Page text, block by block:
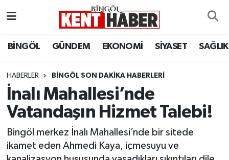
BİNGÖL GÜNDEM EKONOMİ SİYASET SAĞLIK
HABERLER BINGÖL SON DAKIKA HABERLERI
İnalı Mahallesi’nde
Vatandaşın Hizmet Talebi!
Bingöl merkez İnalı Mahallesi’nde bir sitede
ikamet eden Ahmedi Kaya, içmesuyu ve
BİLİM-TEKNOLOJİ
DÜNYA
EĞİTİM
EKONOMİ
Bingöl Hava Durumu
Bingöl Namaz Vakitleri
Bingöl Trafik Yoğunluk Haritası
Süper Lig Puan Durumu ve Fikstür